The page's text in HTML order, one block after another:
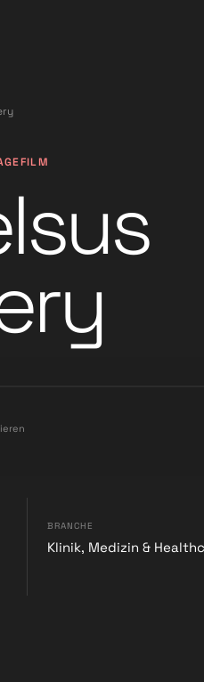
BRANCHE
Klinik, Medizin &